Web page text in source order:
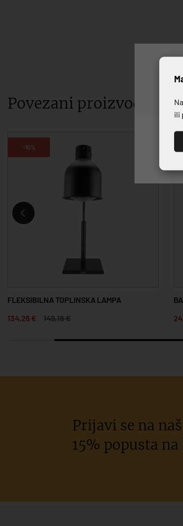
Povezani proizvodi
-10%
FLEKSIBILNA TOPLINSKA LAMPA
134,26 €
149,18 €
Prijavi se na
15% popusta
ili